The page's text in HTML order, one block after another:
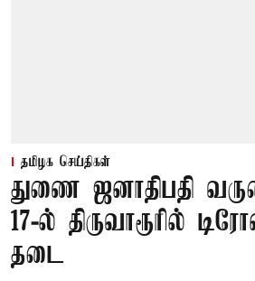
தமிழக செய்திகள்
துணை ஜனாதிபதி
17-ல் திருவாரூரில்
தடை